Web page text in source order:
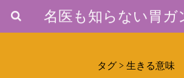
タグ › 生きる意味